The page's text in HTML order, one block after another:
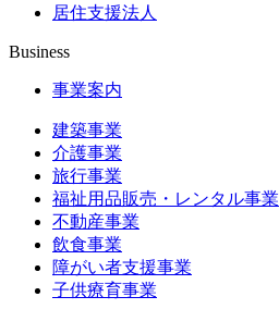
居住支援法人
Business
事業案内
建築事業
介護事業
旅行事業
福祉用品販売・レンタル事業
不動産事業
飲食事業
障がい者支援事業
子供療育事業